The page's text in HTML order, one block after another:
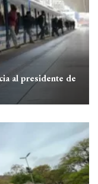
al presidente de